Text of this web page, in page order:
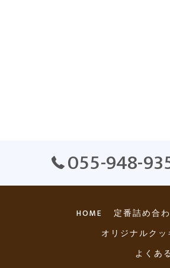
055-948-
HOME 定番詰め合
オリジナルク
よくあ